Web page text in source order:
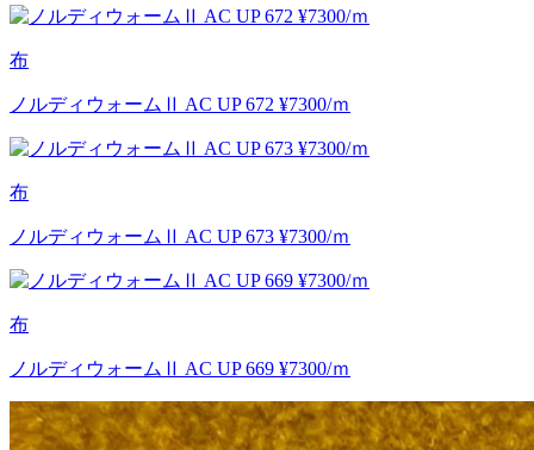
布
ノルディウォームⅡ AC UP 672 ¥7300/ｍ
布
ノルディウォームⅡ AC UP 673 ¥7300/ｍ
布
ノルディウォームⅡ AC UP 669 ¥7300/ｍ